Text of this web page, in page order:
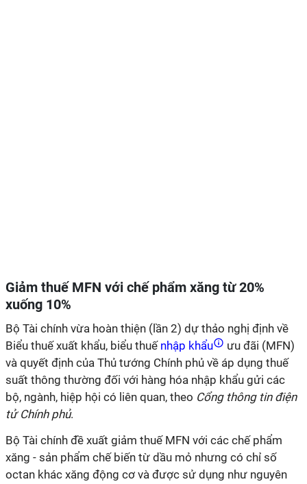
Giảm thuế MFN với chế phẩm xăng từ 20%
xuống 10%
Bộ Tài chính vừa hoàn thiện (lần 2) dự thảo nghị định về
Biểu thuế xuất khẩu, biểu thuếnhập khẩu
ưu đãi (MFN)
và quyết định của Thủ tướng Chính phủ về áp dụng thuế
suất thông thường đối với hàng hóa nhập khẩu gửi các
bộ, ngành, hiệp hội có liên quan, theo Cổng thông tin điện
tử Chính phủ.
Bộ Tài chính đề xuất giảm thuế MFN với các chế phẩm
xăng - sản phẩm chế biến từ dầu mỏ nhưng có chỉ số
octan khác xăng động cơ và được sử dụng như nguyên